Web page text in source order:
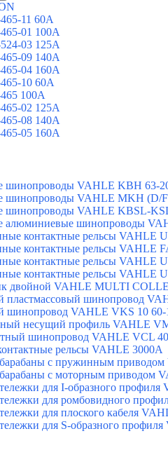
11 60A
01 100A
03 125A
09 140A
04 160A
10 60A
100A
02 125А
08 140A
05 160A
шинопроводы VAHLE KBH 63-
шинопроводы VAHLE MKH (D/
шинопроводы VAHLE KBSL-
алюминиевые шинопроводы
контактные рельсы VAHLE
контактные рельсы VAHLE
контактные рельсы VAHLE
контактные рельсы VAHLE
двойной VAHLE MULTI
пластмассовый шинопровод
шинопровод VAHLE VKS 10
несущий профиль VAHLE
шинопровод VAHLE VCL
рельсы VAHLE 3000А
с пружинным
с моторным приводом
для I-образного профиля
для ромбовидного
для плоского кабеля
для S-образного